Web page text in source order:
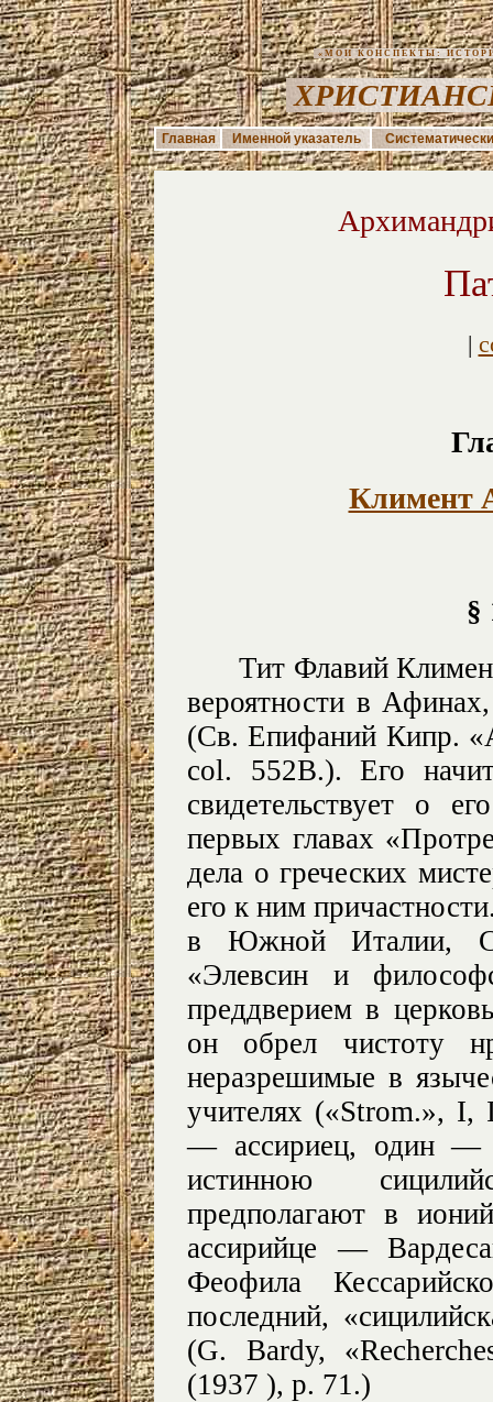
«МОИ КОНСПЕКТЫ:
Главная Именной указатель
|
Климент
§
Тит Флавий
вероятности в
(Св. Епифаний Кипр.
col. 552В.). Его
свидетельствует о
первых главах
дела о греческих
его к ним
в Южной Италии,
«Элевсин и
преддверием в
он обрел чистоту
неразрешимые в
учителях («Strom.»,
— ассириец, один —
истинною
предполагают в
ассирийце —
Феофила
последний,
(G. Bardy,
(1937 ), p. 71.)